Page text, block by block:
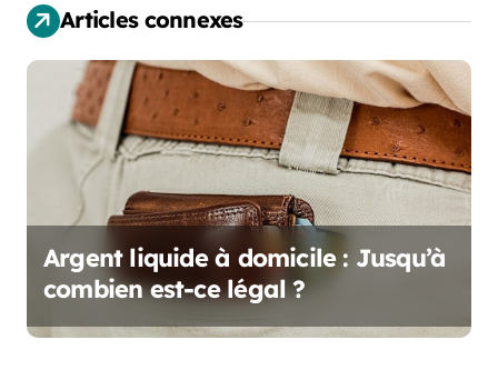
i
o
d
l
a
Articles connexes
Argent liquide à domicile : Jusqu’à
combien est-ce légal ?